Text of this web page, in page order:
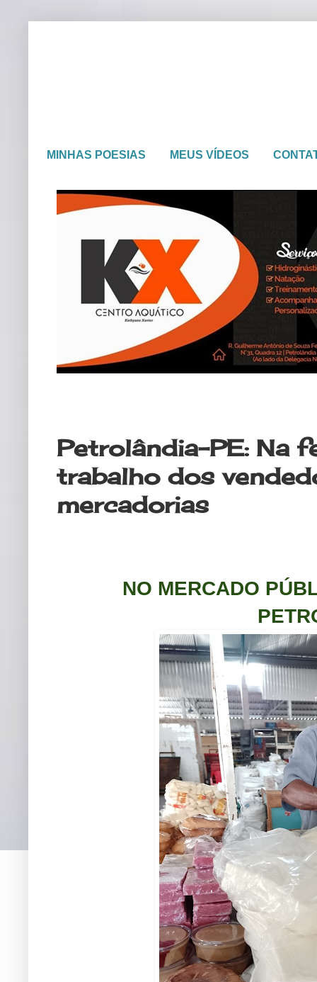
MINHAS POESIAS MEUS VÍDEOS
Petrolândia-PE: Na
trabalho dos
mercadorias
NO MERCADO